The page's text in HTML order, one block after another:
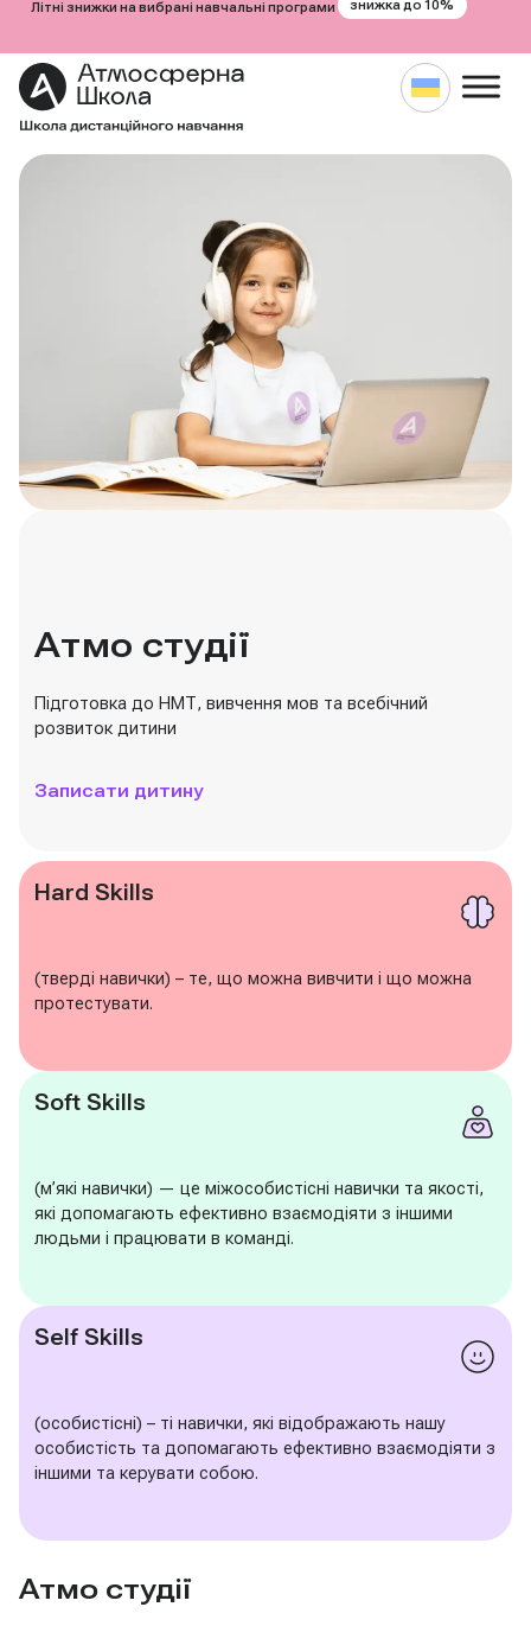
Перейти
Літні знижки на вибрані навчальні програми знижка до 10%
Атмо студії
Підготовка до НМТ, вивчення мов та всебічний
розвиток дитини
Записати дитину
Hard Skills
(тверді навички) – те, що можна вивчити і що можна
протестувати.
Soft Skills
(м’які навички) — це міжособистісні навички та якості,
які допомагають ефективно взаємодіяти з іншими
людьми і працювати в команді.
Self Skills
(особистісні) – ті навички, які відображають нашу
особистість та допомагають ефективно взаємодіяти з
іншими та керувати собою.
Атмо студії